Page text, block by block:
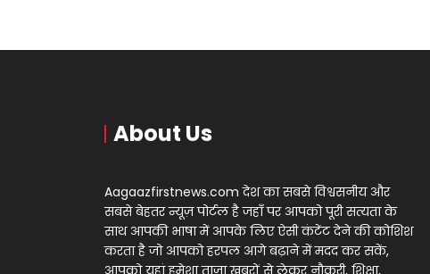
About Us
Aagaazfirstnews.com देश का सबसे विश्वसनीय और
सबसे बेहतर न्यूज़ पोर्टल है जहाँ पर आपको पूरी सत्यता के
साथ आपकी भाषा में आपके लिए ऐसी कंटेंट देने की कोशिश
करता है जो आपको हरपल आगे बढ़ाने में मदद कर सकें,
आपको यहां हमेशा ताज़ा खबरों से लेकर नौकरी, शिक्षा,